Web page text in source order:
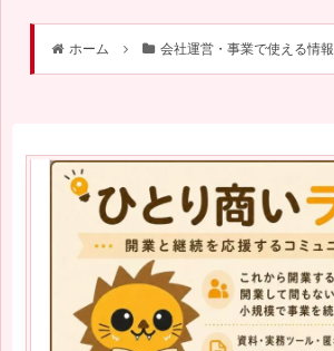
ホーム 会社運営・事業で使える情報